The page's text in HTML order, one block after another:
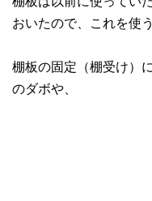
おいたので、これを使
棚板の固定（棚受け）
のダボや、